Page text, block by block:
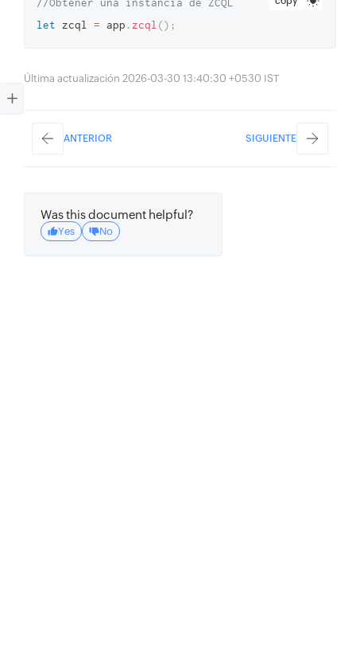
let zcql = app . zcql () ;
Última actualización 2026-03-30 13:40:30 +0530 IST
ANTERIOR SIGUIENTE
Was this document helpful?
Yes No